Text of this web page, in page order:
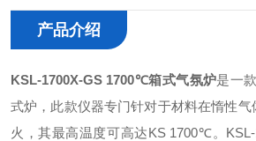
产品介绍
KSL-1700X-GS 1700℃箱式气氛炉是一
式炉，此款仪器专门针对于材料在惰性
火，其最高温度可高达KS 1700℃。